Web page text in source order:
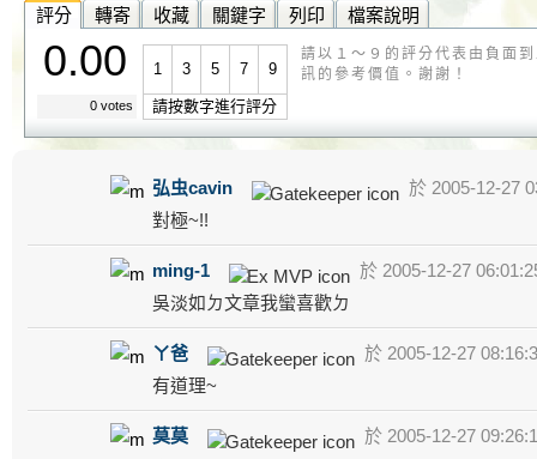
評分 轉寄 收藏 關鍵字 列印 檔案說明
0.00
0 votes
1 3 5 7 9
請按數字進行評分
請以１～９的評分代表由負面
訊的參考價值。謝謝！
弘虫cavin
於 2005-12-27
對極~!!
ming-1
於 2005-12-27
吳淡如ㄉ文章我蠻喜歡ㄉ
ㄚ爸
於 2005-12-27
有道理~
莫莫
於 2005-12-27